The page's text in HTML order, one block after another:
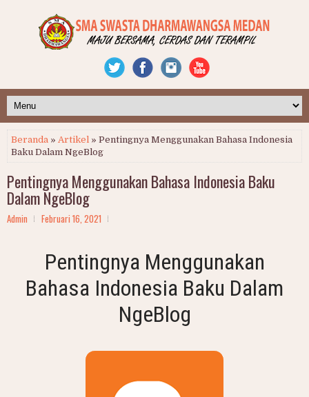
Beranda » Artikel » Pentingnya Menggunakan Bahasa Indonesia
Baku Dalam NgeBlog
Pentingnya Menggunakan Bahasa Indonesia Baku
Dalam NgeBlog
Admin Februari 16, 2021
Pentingnya Menggunakan
Bahasa Indonesia Baku Dalam
NgeBlog